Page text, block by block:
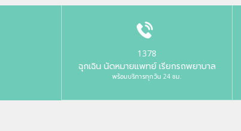
1378
ฉุกเฉิน นัดหมายแพทย์ เรียกรถพยาบาล
พร้อมบริการทุกวัน 24 ชม.